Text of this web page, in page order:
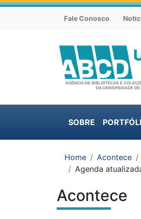
e Ferramentas do site
Ir para o conteúdo [1]
Ir para o menu [2]Fale Conosco
Menu principal
SOBRE
Home Acontece
Agenda
Conteúdo do siteAcontece